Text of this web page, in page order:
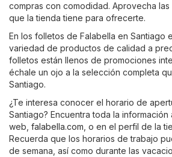
compras con comodidad. Aprovecha
que la tienda tiene para ofrecerte.
En los folletos de Falabella en Santiago
variedad de productos de calidad a
folletos están llenos de promociones
échale un ojo a la selección completa
Santiago.
¿Te interesa conocer el horario de
Santiago? Encuentra toda la
web, falabella.com , o en el perfil de la
Recuerda que los horarios de trabajo
de semana, así como durante las